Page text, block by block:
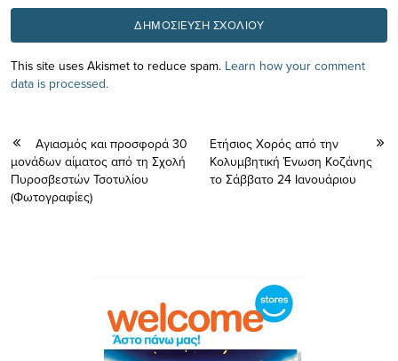
This site uses Akismet to reduce spam. Learn how your comment
data is processed.
Αγιασμός και προσφορά 30
μονάδων αίματος από τη Σχολή
Πυροσβεστών Τσοτυλίου
(Φωτογραφίες)
Ετήσιος Χορός από την
Κολυμβητική Ένωση Κοζάνης
το Σάββατο 24 Ιανουάριου